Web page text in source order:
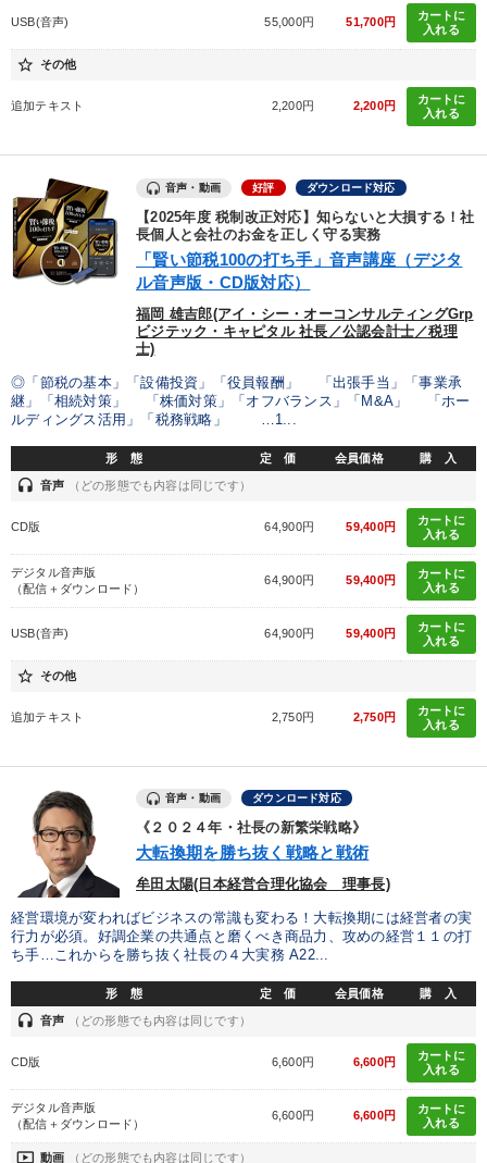
USB(音声) 55,000円 51,700円
カートに
入れる
star_border その他
追加テキスト 2,200円 2,200円
カートに
入れる
音声・動画 好評 ダウンロード対応
【2025年度 税制改正対応】知らないと大損する！社
長個人と会社のお金を正しく守る実務
「賢い節税100の打ち手」音声講座（デジタ
ル音声版・CD版対応）
福岡 雄吉郎(アイ・シー・オーコンサルティングGrp
ビジテック・キャピタル 社長／公認会計士／税理
士)
◎「節税の基本」「設備投資」「役員報酬」 「出張手当」「事業承
継」「相続対策」 「株価対策」「オフバランス」「M&A」 「ホー
ルディングス活用」「税務戦略」 …1...
形 態 定 価 会員価格 購 入
headset 音声 （どの形態でも内容は同じです）
CD版 64,900円 59,400円
カートに
入れる
デジタル音声版
（配信＋ダウンロード）
64,900円 59,400円
カートに
入れる
USB(音声) 64,900円 59,400円
カートに
入れる
star_border その他
追加テキスト 2,750円 2,750円
カートに
入れる
音声・動画 ダウンロード対応
《２０２４年・社長の新繁栄戦略》
大転換期を勝ち抜く戦略と戦術
牟田太陽(日本経営合理化協会 理事長)
経営環境が変わればビジネスの常識も変わる！大転換期には経営者の実
行力が必須。好調企業の共通点と磨くべき商品力、攻めの経営１１の打
ち手…これからを勝ち抜く社長の４大実務 A22...
形 態 定 価 会員価格 購 入
headset 音声 （どの形態でも内容は同じです）
CD版 6,600円 6,600円
カートに
入れる
デジタル音声版
（配信＋ダウンロード）
6,600円 6,600円
カートに
入れる
ondemand_video 動画 （どの形態でも内容は同じです）